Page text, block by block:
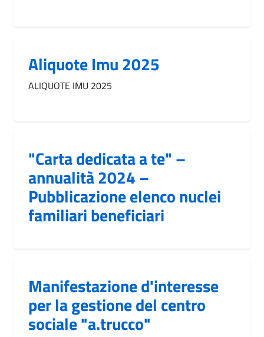
Aliquote Imu 2025
ALIQUOTE IMU 2025
"Carta dedicata a te" –
annualità 2024 –
Pubblicazione elenco nuclei
familiari beneficiari
Manifestazione d'interesse
per la gestione del centro
sociale "a.trucco"